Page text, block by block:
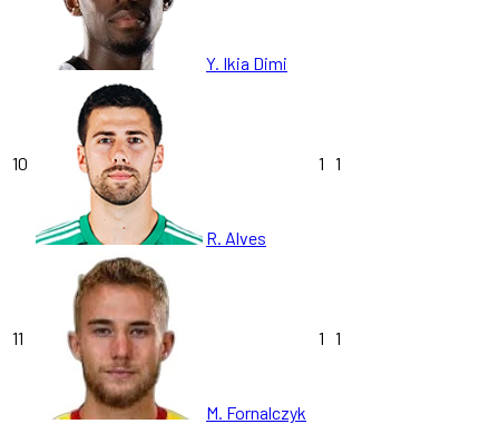
Y. Ikia Dimi
10
R. Alves
1 1
11
M. Fornalczyk
1 1